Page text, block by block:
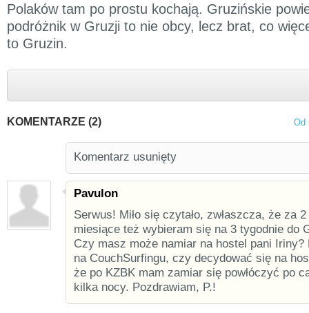
Polaków tam po prostu kochają. Gruzińskie
podróżnik w Gruzji to nie obcy, lecz brat, co
to Gruzin.
KOMENTARZE (2) Od
Komentarz usunięty
Pavulon
Serwus! Miło się czytało, zwłaszcza, że za 2
miesiące też wybieram się na 3 tygodnie do
Czy masz może namiar na hostel pani
na CouchSurfingu, czy decydować się na
że po KZBK mam zamiar się powłóczyć po
kilka nocy. Pozdrawiam, P.!